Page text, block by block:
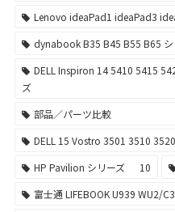
Lenovo ideaPad1 ideaPad3
dynabook B35 B45 B55 B65 シ
DELL Inspiron 14 5410 5415
ズ
部品／パーツ比較
DELL 15 Vostro 3501 3510
HP Pavilion シリーズ
10
富士通 LIFEBOOK U939 WU2/